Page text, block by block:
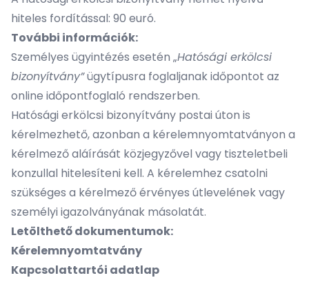
hiteles fordítással: 90 euró.
További információk:
Személyes ügyintézés esetén „Hatósági erkölcsi
bizonyítvány”ügytípusra foglaljanak időpontot az
online időpontfoglaló rendszerben.
Hatósági erkölcsi bizonyítvány postai úton is
kérelmezhető, azonban a kérelemnyomtatványon a
kérelmező aláírását közjegyzővel vagy tiszteletbeli
konzullal hitelesíteni kell. A kérelemhez csatolni
szükséges a kérelmező érvényes útlevelének vagy
személyi igazolványának másolatát.
Letölthető dokumentumok:
Kérelemnyomtatvány
Kapcsolattartói adatlap